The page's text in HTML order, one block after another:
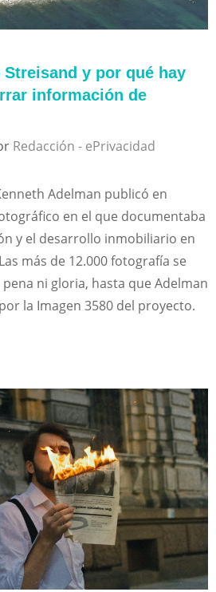
y por qué hay
información de
Redacción - ePrivacidad
Adelman publicó en
en el que documentaba
y el desarrollo inmobiliario en
más de 12.000 fotografía se
ni gloria, hasta que Adelman
la Imagen 3580 del proyecto.